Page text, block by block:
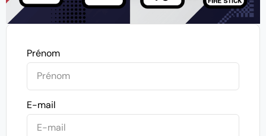
Prénom
E-mail